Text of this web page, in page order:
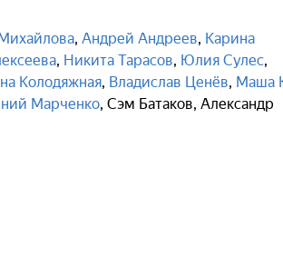
, Андрей Андреев, Карина
, Никита Тарасов, Юлия Сулес,
Колодяжная, Владислав Ценёв, Маша
Марченко, Сэм Батаков, Александр